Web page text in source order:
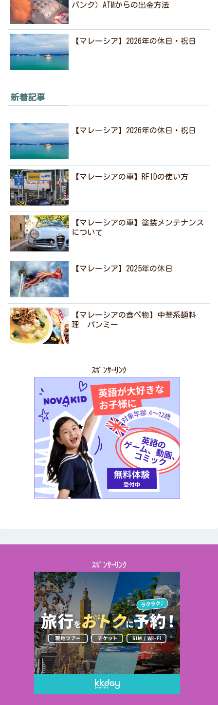
バンク）ATMからの出金方法
【マレーシア】2026年の休日・祝日
新着記事
【マレーシア】2026年の休日・祝日
【マレーシアの車】RFIDの使い方
【マレーシアの車】塗装メンテナンス
について
【マレーシア】2025年の休日
【マレーシアの食べ物】中華系麺料
理 パンミー
ｽﾎﾟﾝｻｰﾘﾝｸ
ｽﾎﾟﾝｻｰﾘﾝｸ